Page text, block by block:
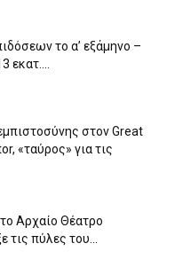
το α’ εξάμηνο –
εκατ....
στον Great
«ταύρος» για τις
Αρχαίο Θέατρο
τις πύλες του...